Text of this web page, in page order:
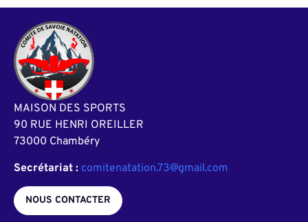
MAISON DES SPORTS
90 RUE HENRI OREILLER
73000 Chambéry
Secrétariat : comitenatation.73@gmail.com
NOUS CONTACTER